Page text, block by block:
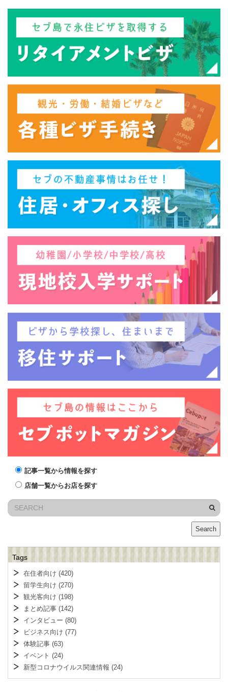
記事一覧から情報を探す
店舗一覧からお店を探す
Search
Tags
在住者向け (420)
留学生向け (270)
観光客向け (198)
まとめ記事 (142)
インタビュー (80)
ビジネス向け (77)
体験記事 (63)
イベント (24)
新型コロナウイルス関連情報 (24)